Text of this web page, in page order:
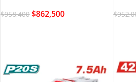
$958,400 $862,500 $